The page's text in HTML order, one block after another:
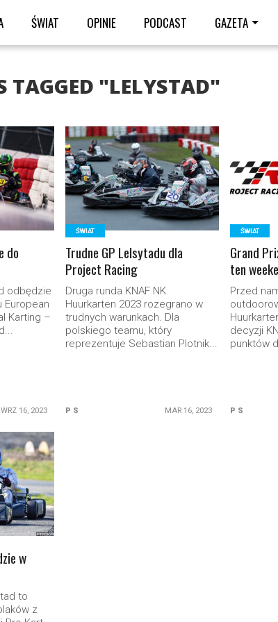
ŚWIAT OPINIE PODCAST GAZETA
TAGGED "LELYSTAD"
do
odbędzie
European
Karting –
WRZ 16, 2023
READ MORE
ŚWIAT
Trudne GP Lelsytadu dla
Project Racing
Druga runda KNAF NK
Huurkarten 2023 rozegrano w
trudnych warunkach. Dla
polskiego teamu, który
reprezentuje Sebastian Plotnik...
P S MAR 16, 2023
ŚWIAT
Grand
ten
Przed
decyzji
punktów
P S
w
to
z